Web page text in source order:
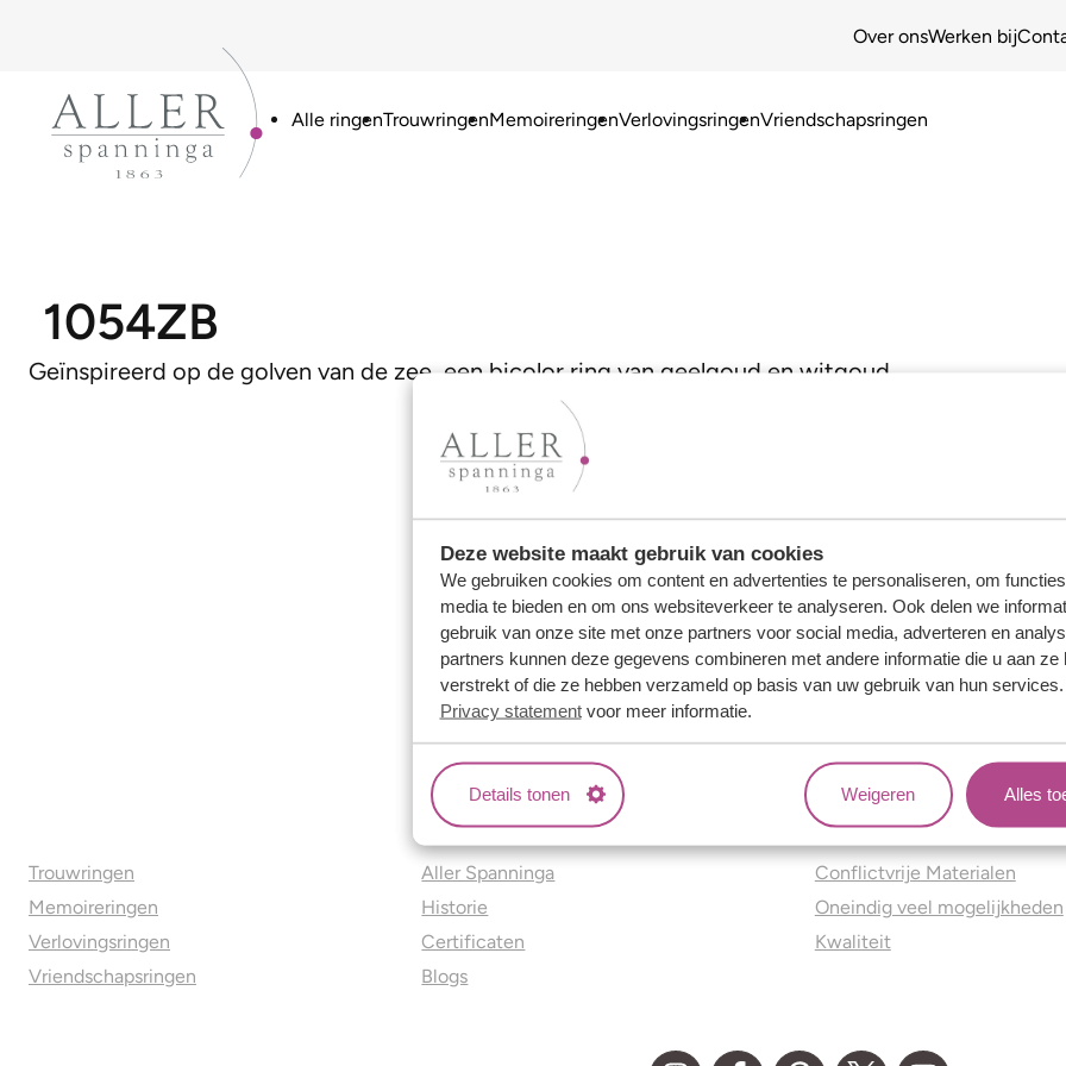
Deze website maakt gebruik van cookies
We gebruiken cookies om content en advertenties te personaliseren, om
media te bieden en om ons websiteverkeer te analyseren. Ook delen we
gebruik van onze site met onze partners voor social media, adverteren en
partners kunnen deze gegevens combineren met andere informatie die u aan ze
verstrekt of die ze hebben verzameld op basis van uw gebruik van hun
Privacy statementvoor meer informatie.
Details tonen Weigeren Alles
Over onsWerken bij
Alle ringenTrouwringenMemoireringenVerlovingsringenVriendschapsringen
1054ZB
Geïnspireerd op de golven van de zee, een bicolor ring van geelgoud en witgoud
Trouwringen
Memoireringen
Verlovingsringen
Vriendschapsringen
Over ons
Aller Spanninga
Historie
Certificaten
Blogs
Jouw voordelen
Conflictvrije Materialen
Oneindig veel mogelijkheden
Kwaliteit